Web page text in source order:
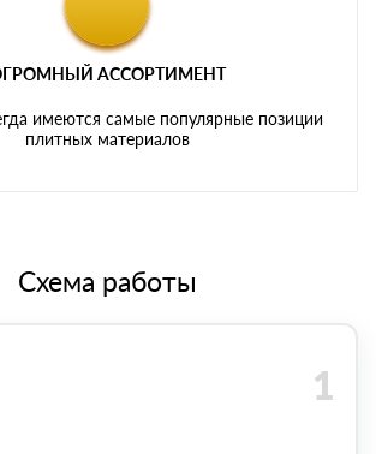
АССОРТИМЕНТ
имеются самые популярные позиции
плитных материалов
Схема работы